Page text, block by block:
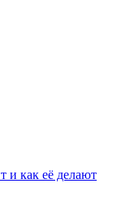
и как её делают